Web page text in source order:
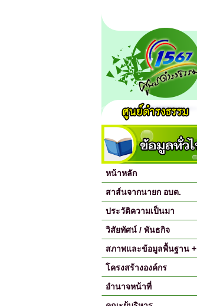
หน้าหลัก
สาส์นจากนายก อบต.
ประวัติความเป็นมา
วิสัยทัศน์ / พันธกิจ
สภาพและข้อมูลพื้นฐาน +
โครงสร้างองค์กร
อำนาจหน้าที่